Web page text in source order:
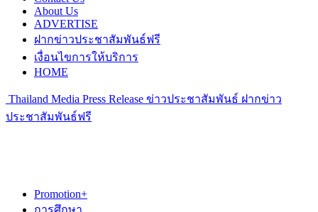
About Us
ADVERTISE
ฝากข่าวประชาสัมพันธ์ฟรี
เงื่อนไขการให้บริการ
HOME
Thailand Media Press Release ข่าวประชาสัมพันธ์ ฝากข่าว
ประชาสัมพันธ์ฟรี
Promotion+
การศึกษา